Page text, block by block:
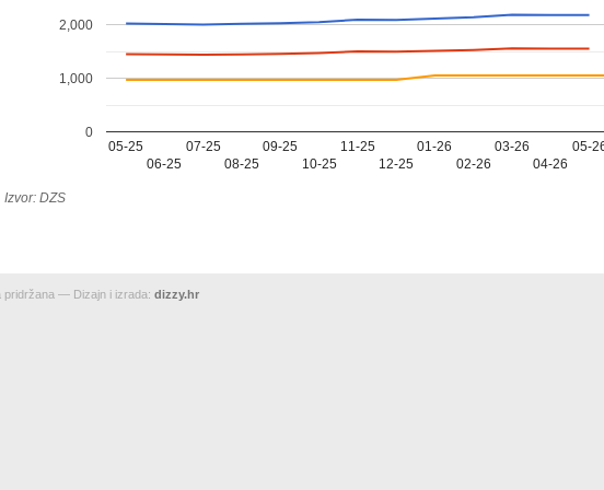
05-25
06-25
07-25
08-25
09-25
10-25
11-25
12-25
01-26
02-26
03-26
04-26
05-
0
1,000
2,000
Izvor: DZS
pridržana — Dizajn i izrada: dizzy.hr